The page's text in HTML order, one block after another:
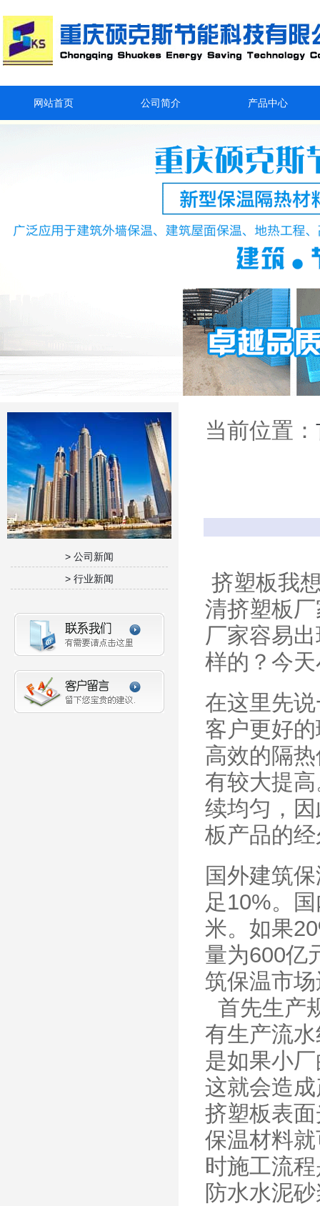
网站首页 公司简介 产品中心
> 公司新闻
> 行业新闻
当前位置：
挤塑板我
清挤塑板
厂家容易
样的？今
在这里先
客户更好
高效的隔
有较大提
续均匀，
板产品的
国外建筑
足10%。
米。如果
量为600亿
筑保温市
首先生产
有生产流
是如果小
这就会造
挤塑板表
保温材料
时施工流
防水水泥